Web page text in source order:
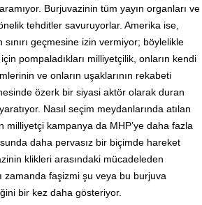
Burjuvazinin tüm yayın organları ve
tehditler savuruyorlar. Amerika ise,
geçmesine izin vermiyor; böylelikle
pompaladıkları milliyetçilik, onların kendi
ve onların uşaklarının rekabeti
özerk bir siyasi aktör olarak duran
Nasıl seçim meydanlarında atılan
milliyetçi kampanya da MHP’ye daha fazla
daha pervasız bir biçimde hareket
klikleri arasındaki mücadeleden
zamanda faşizmi şu veya bu burjuva
bir kez daha gösteriyor.